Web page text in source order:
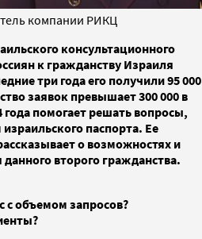
компании РИКЦ
консультационного
к гражданству Израиля
три года его получили 95 000
заявок превышает 300 000 в
помогает решать вопросы,
паспорта. Ее
о возможностях и
второго гражданства.
с объемом запросов?